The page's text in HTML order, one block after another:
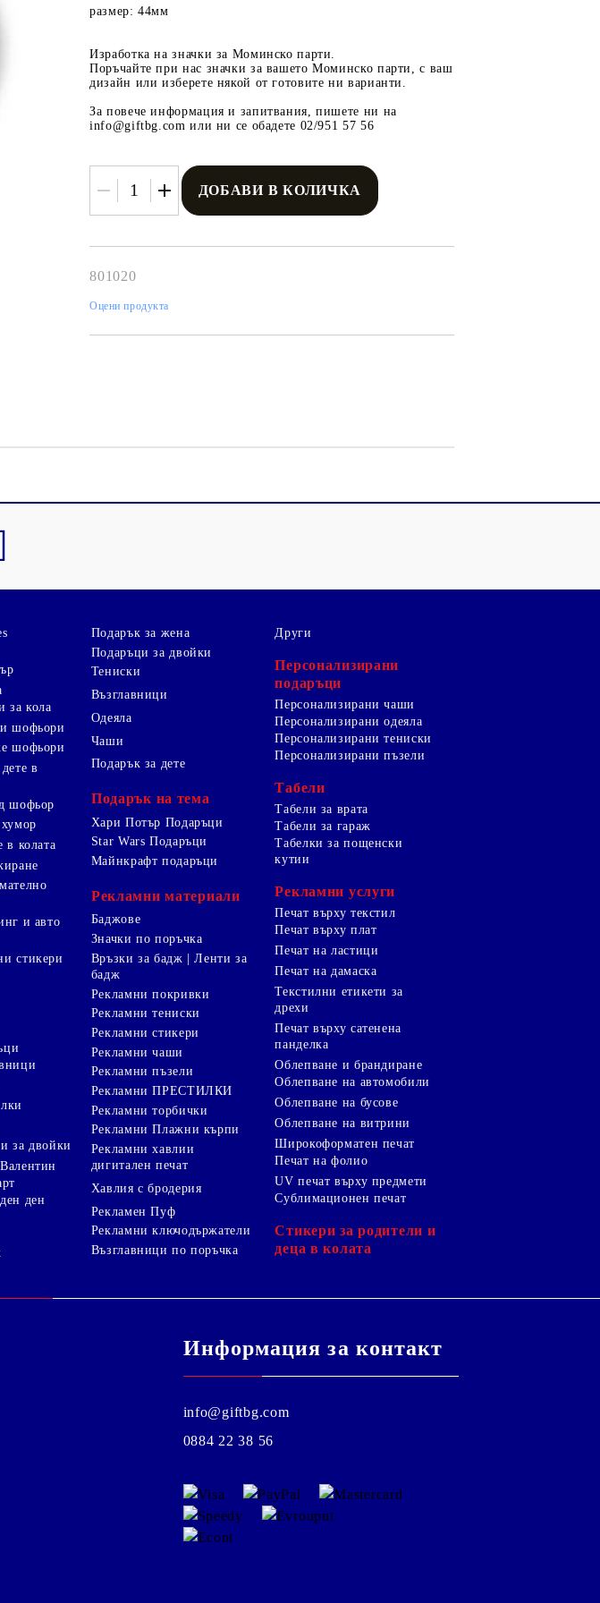
размер: 44мм
Изработка на значки за Моминско парти.
Поръчайте при нас значки за вашето Моминско парти, с ваш
дизайн или изберете някой от готовите ни варианти.
За повече информация и запитвания, пишете ни на
info@giftbg.com или ни се обадете 02/951 57 56
801020
Оцени продукта
за кола
шофьори
шофьори
в
шофьор
в колата
и авто
стикери
за двойки
ден
Подарък за жена
Подаръци за двойки
Тениски
Възглавници
Одеяла
Чаши
Подарък за дете
Подарък на тема
Хари Потър Подаръци
Star Wars Подаръци
Майнкрафт подаръци
Рекламни материали
Баджове
Значки по поръчка
Връзки за бадж | Ленти за
бадж
Рекламни покривки
Рекламни тениски
Рекламни стикери
Рекламни чаши
Рекламни пъзели
Рекламни ПРЕСТИЛКИ
Рекламни торбички
Рекламни Плажни кърпи
Рекламни хавлии
дигитален печат
Хавлия с бродерия
Рекламен Пуф
Рекламни ключодържатели
Възглавници по поръчка
Други
Персонализирани
подаръци
Персонализирани чаши
Персонализирани одеяла
Персонализирани тениски
Персонализирани пъзели
Табели
Табели за врата
Табели за гараж
Табелки за пощенски
кутии
Рекламни услуги
Печат върху текстил
Печат върху плат
Печат на ластици
Печат на дамаска
Текстилни етикети за
дрехи
Печат върху сатенена
панделка
Облепване и брандиране
Облепване на автомобили
Облепване на бусове
Облепване на витрини
Широкоформатен печат
Печат на фолио
UV печат върху предмети
Сублимационен печат
Стикери за родители и
деца в колата
Информация за контакт
info@giftbg.com
0884 22 38 56